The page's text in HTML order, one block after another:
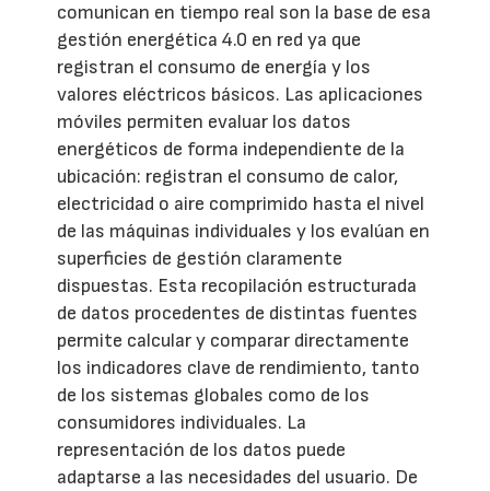
comunican en tiempo real son la base de esa
gestión energética 4.0 en red ya que
registran el consumo de energía y los
valores eléctricos básicos. Las aplicaciones
móviles permiten evaluar los datos
energéticos de forma independiente de la
ubicación: registran el consumo de calor,
electricidad o aire comprimido hasta el nivel
de las máquinas individuales y los evalúan en
superficies de gestión claramente
dispuestas. Esta recopilación estructurada
de datos procedentes de distintas fuentes
permite calcular y comparar directamente
los indicadores clave de rendimiento, tanto
de los sistemas globales como de los
consumidores individuales. La
representación de los datos puede
adaptarse a las necesidades del usuario. De